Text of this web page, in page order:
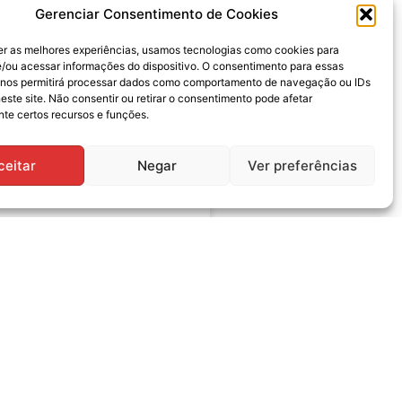
Gerenciar Consentimento de Cookies
as melhores experiências, usamos tecnologias como cookies para
ou acessar informações do dispositivo. O consentimento para essas
permitirá processar dados como comportamento de navegação ou IDs
site. Não consentir ou retirar o consentimento pode afetar
certos recursos e funções.
Negar Ver preferências
servidores
geral
no dia 28 de julho